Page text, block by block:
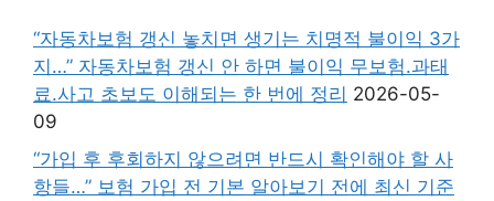
“자동차보험 갱신 놓치면 생기는 치명적 불이익 3가
지…” 자동차보험 갱신 안 하면 불이익 무보험.과태
료.사고 초보도 이해되는 한 번에 정리 2026-05-
09
“가입 후 후회하지 않으려면 반드시 확인해야 할 사
항들…” 보험 가입 전 기본 알아보기 전에 최신 기준